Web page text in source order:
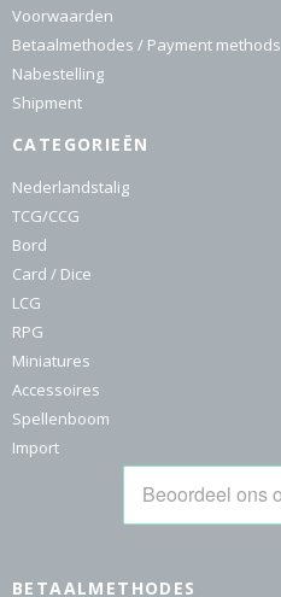
Voorwaarden
Betaalmethodes / Payment methods
Nabestelling
Shipment
CATEGORIEËN
Nederlandstalig
TCG/CCG
Bord
Card / Dice
LCG
RPG
Miniatures
Accessoires
Spellenboom
Import
BETAALMETHODES